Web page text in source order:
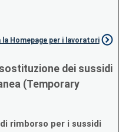
la Homepage per i lavoratori
dei sussidi
(Temporary
rimborso per i sussidi